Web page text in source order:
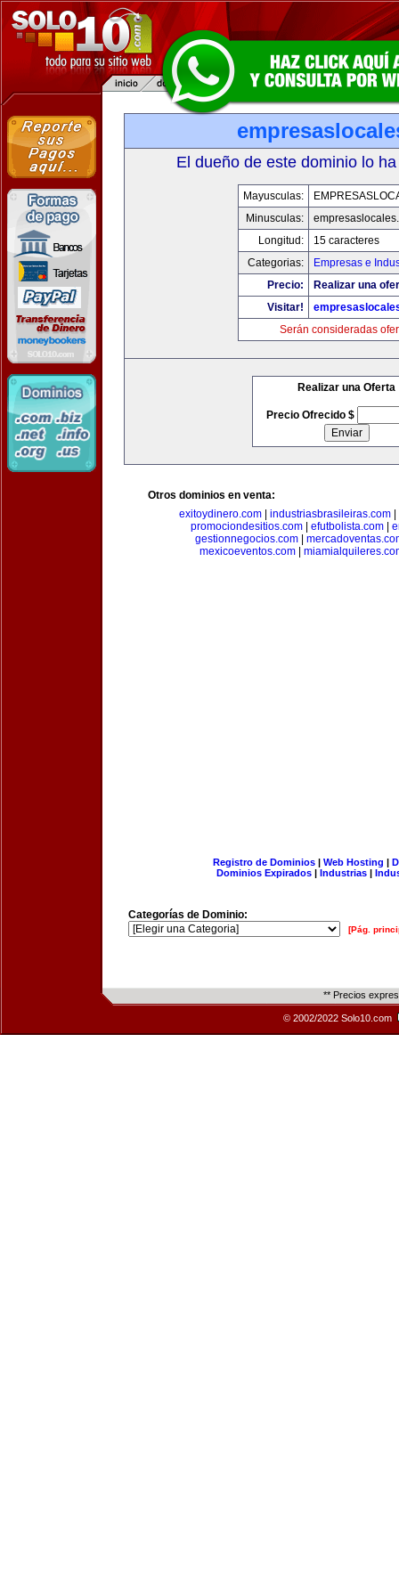
El dueño de este dominio lo
Mayusculas:
Minusculas:
Longitud:
15 caracteres
Categorias:
Empresas e
Precio:
Realizar una
Visitar!
Serán consideradas
Realizar una Oferta
Precio Ofrecido $
Otros dominios en venta:
exitoydinero.com
industriasbrasileiras.com
promociondesitios.com| efutbolista.com|
gestionnegocios.com
mexicoeventos.com
Registro de Dominios| Web Hosting |
Dominios Expirados | Industrias |
Categorías de Dominio:
[Pág.
** Precios
© 2002/2022 Solo10.com